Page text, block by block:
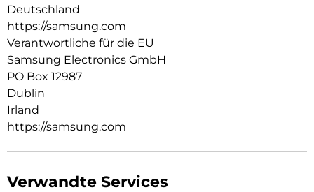
Deutschland
https://samsung.com
Verantwortliche für die EU
Samsung Electronics GmbH
PO Box 12987
Dublin
Irland
https://samsung.com
Verwandte Services